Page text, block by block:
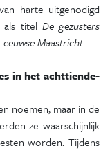
harte uitgenodigd
als titel De gezusters
Maastricht.
in het achttiende-
noemen, maar in de
ze waarschijnlijk
worden. Tijdens